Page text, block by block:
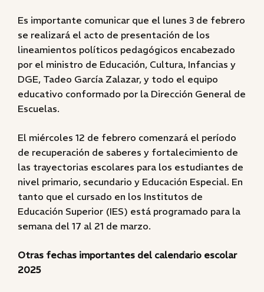
Es importante comunicar que el lunes 3 de febrero
se realizará el acto de presentación de los
lineamientos políticos pedagógicos encabezado
por el ministro de Educación, Cultura, Infancias y
DGE, Tadeo García Zalazar, y todo el equipo
educativo conformado por la Dirección General de
Escuelas.
El miércoles 12 de febrero comenzará el período
de recuperación de saberes y fortalecimiento de
las trayectorias escolares para los estudiantes de
nivel primario, secundario y Educación Especial. En
tanto que el cursado en los Institutos de
Educación Superior (IES) está programado para la
semana del 17 al 21 de marzo.
Otras fechas importantes del calendario escolar
2025